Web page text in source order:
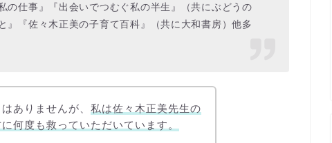
の仕事』『出会いでつむぐ私の半生』（共にぶどうの
』『佐々木正美の子育て百科』（共に大和書房）他多
ありませんが、私は佐々木正美先生の
何度も救っていただいています。